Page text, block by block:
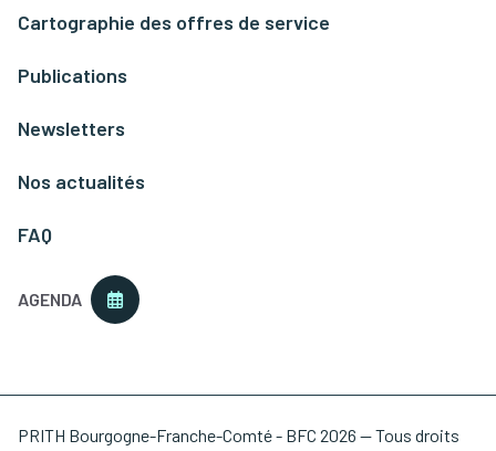
Cartographie des offres de service
Publications
Newsletters
Nos actualités
FAQ
AGENDA
PRITH Bourgogne-Franche-Comté - BFC 2026 — Tous droits